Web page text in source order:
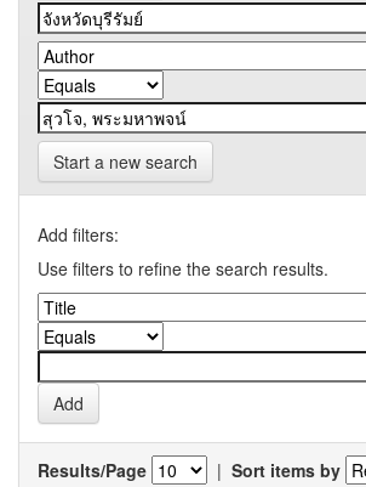
Start a new search
Add filters:
Use filters to refine the search results.
Results/Page | Sort items by